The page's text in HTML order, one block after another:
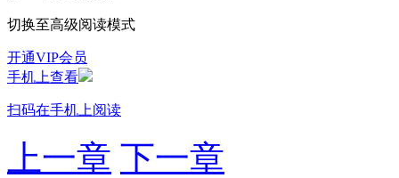
切换至高级阅读模式
开通VIP会员
手机上查看
扫码在手机上阅读
上一章 下一章